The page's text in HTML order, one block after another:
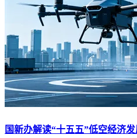
国新办解读“十五五”低空经济